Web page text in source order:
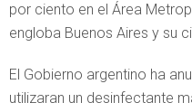
por ciento en el Área
engloba Buenos Aires y su
El Gobierno argentino ha
utilizaran un desinfectante